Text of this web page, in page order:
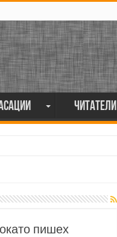
Читатели
пишех